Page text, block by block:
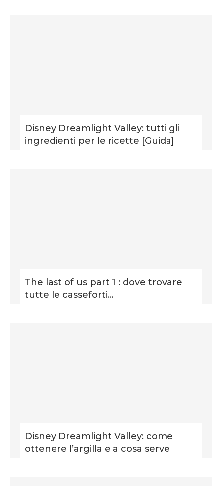
Disney Dreamlight Valley: tutti gli
ingredienti per le ricette [Guida]
The last of us part 1 : dove trovare
tutte le casseforti...
Disney Dreamlight Valley: come
ottenere l’argilla e a cosa serve